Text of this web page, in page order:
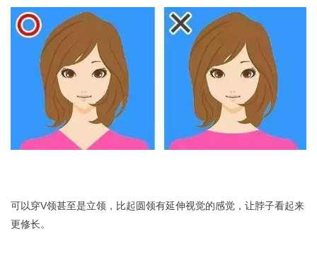
可以穿V领甚至是立领，比起圆领有延伸视觉的感觉，让脖子看起来
更修长。